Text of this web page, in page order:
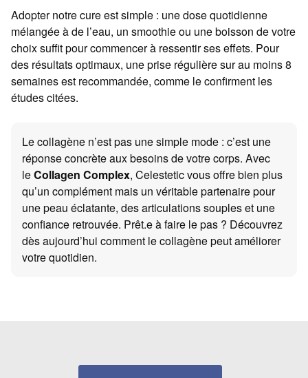
Adopter notre cure est simple : une dose quotidienne
mélangée à de l’eau, un smoothie ou une boisson de votre
choix suffit pour commencer à ressentir ses effets. Pour
des résultats optimaux, une prise régulière sur au moins 8
semaines est recommandée, comme le confirment les
études citées.
Le collagène n’est pas une simple mode : c’est une
réponse concrète aux besoins de votre corps. Avec
leCollagen Complex, Celestetic vous offre bien plus
qu’un complément mais un véritable partenaire pour
une peau éclatante, des articulations souples et une
confiance retrouvée. Prêt.e à faire le pas ? Découvrez
dès aujourd’hui comment le collagène peut améliorer
votre quotidien.